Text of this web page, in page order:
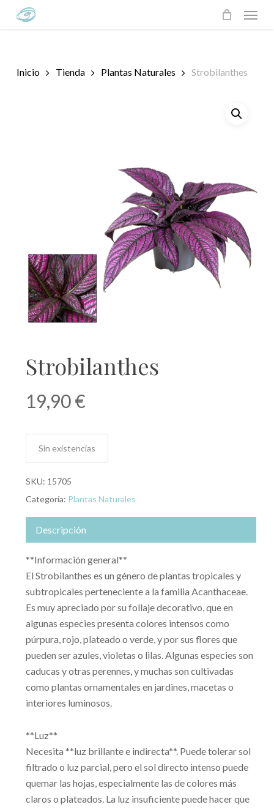
Menu
Inicio Tienda Plantas Naturales Strobilanthes
Strobilanthes
19,90€
Sin existencias
SKU: 15705
Categoría: Plantas Naturales
Descripción
**Información general**
El Strobilanthes es un género de plantas tropicales y
subtropicales perteneciente a la familia Acanthaceae.
Es muy apreciado por su follaje decorativo, que en
algunas especies presenta colores intensos como
púrpura, rojo, plateado o verde, y por sus flores que
pueden ser azules, violetas o lilas. Algunas especies son
caducas y otras perennes, y muchas son cultivadas
como plantas ornamentales en jardines, macetas o
interiores luminosos.
**Luz**
Necesita **luz brillante e indirecta**. Puede tolerar sol
filtrado o luz parcial, pero el sol directo intenso puede
quemar las hojas, especialmente las de colores más
claros o plateados. La luz insuficiente puede hacer que